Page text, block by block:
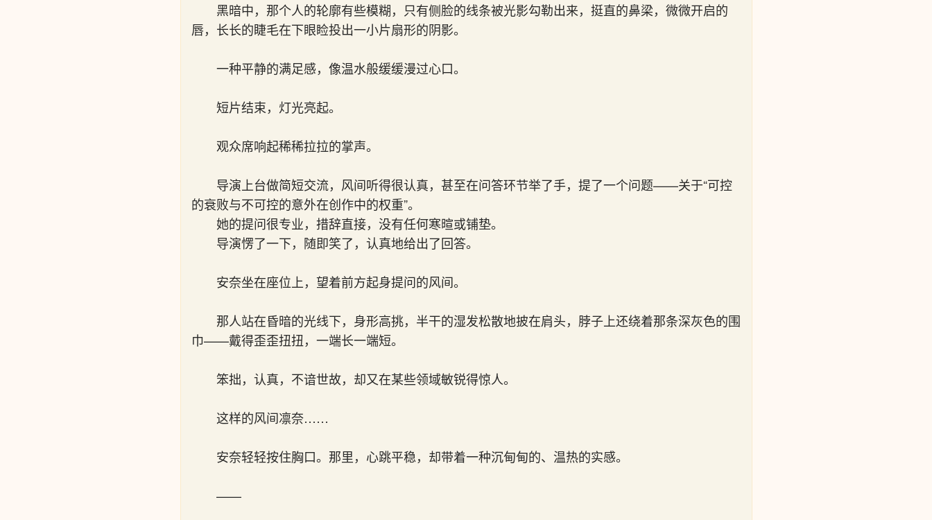
黑暗中，那个人的轮廓有些模糊，只有侧脸的线条被光影勾勒出来，挺直的鼻梁，微微开启的
唇，长长的睫毛在下眼睑投出一小片扇形的阴影。
一种平静的满足感，像温水般缓缓漫过心口。
短片结束，灯光亮起。
观众席响起稀稀拉拉的掌声。
导演上台做简短交流，风间听得很认真，甚至在问答环节举了手，提了一个问题——关于“可控
的衰败与不可控的意外在创作中的权重”。
她的提问很专业，措辞直接，没有任何寒暄或铺垫。
导演愣了一下，随即笑了，认真地给出了回答。
安奈坐在座位上，望着前方起身提问的风间。
那人站在昏暗的光线下，身形高挑，半干的湿发松散地披在肩头，脖子上还绕着那条深灰色的围
巾——戴得歪歪扭扭，一端长一端短。
笨拙，认真，不谙世故，却又在某些领域敏锐得惊人。
这样的风间凛奈……
安奈轻轻按住胸口。那里，心跳平稳，却带着一种沉甸甸的、温热的实感。
——